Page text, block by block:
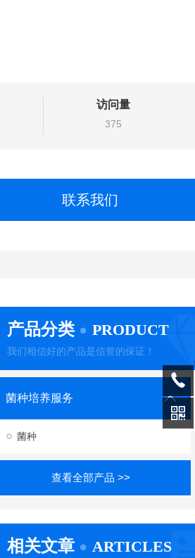
访问量
375
联系我们
产品分类 PRODUCT
我们相信好的产品是信誉的保证！
菌种培养服务
菌种
查看全部产品 >>
相关文章 ARTICLES